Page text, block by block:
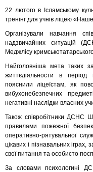
22 лютого в Ісламському
тренінг для учнів ліцею
Організували навчання
надзвичайних ситуацій
Меджлісу
Найголовніша мета таких
життєдіяльности в період
пояснили ліцеїстам, як
вибухонебезпечних
негативні наслідки власних
Також співробітники ДСНС
правилами пожежної
оперативно-рятувальної
цікавих і пізнавальних
свої питання та особисто
За словами психологині